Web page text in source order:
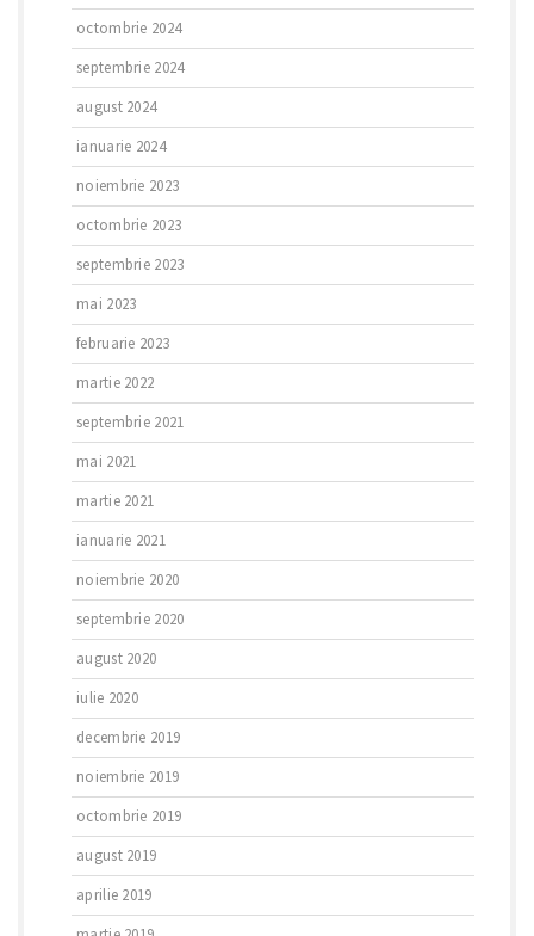
octombrie 2024
septembrie 2024
august 2024
ianuarie 2024
noiembrie 2023
octombrie 2023
septembrie 2023
mai 2023
februarie 2023
martie 2022
septembrie 2021
mai 2021
martie 2021
ianuarie 2021
noiembrie 2020
septembrie 2020
august 2020
iulie 2020
decembrie 2019
noiembrie 2019
octombrie 2019
august 2019
aprilie 2019